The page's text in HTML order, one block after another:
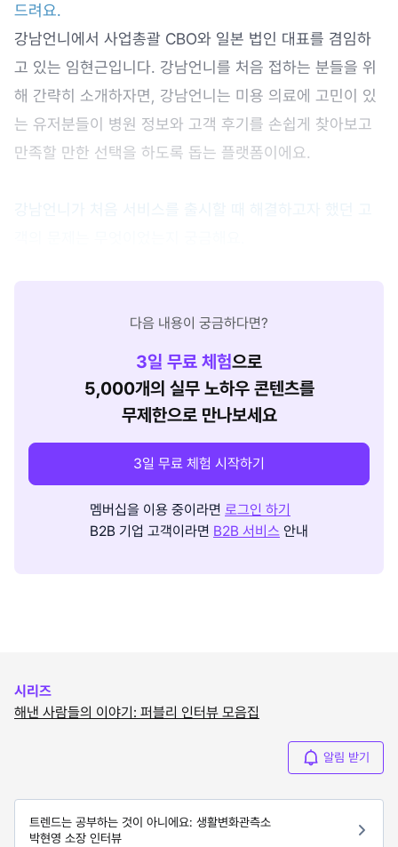
드려요.
강남언니에서 사업총괄 CBO와 일본 법인 대표를 겸임하
고 있는 임현근입니다. 강남언니를 처음 접하는 분들을 위
해 간략히 소개하자면, 강남언니는 미용 의료에 고민이 있
는 유저분들이 병원 정보와 고객 후기를 손쉽게 찾아보고
만족할 만한 선택을 하도록 돕는 플랫폼이에요.
강남언니가 처음 서비스를 출시할 때 해결하고자 했던 고
다음 내용이 궁금하다면?
3일 무료 체험으로
5,000개의 실무 노하우 콘텐츠를
무제한으로 만나보세요
3일 무료 체험 시작하기
멤버십을 이용 중이라면 로그인 하기
B2B 기업 고객이라면 B2B 서비스 안내
시리즈
해낸 사람들의 이야기: 퍼블리 인터뷰 모음집
알림 받기
트렌드는 공부하는 것이 아니에요: 생활변화관측소
박현영 소장 인터뷰